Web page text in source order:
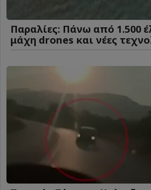
Παραλίες: Πάνω από 1.500
μάχη drones και νέες